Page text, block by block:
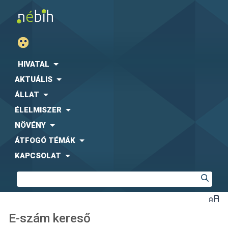
HIVATAL
AKTUÁLIS
ÁLLAT
ÉLELMISZER
NÖVÉNY
ÁTFOGÓ TÉMÁK
KAPCSOLAT
E-szám kereső